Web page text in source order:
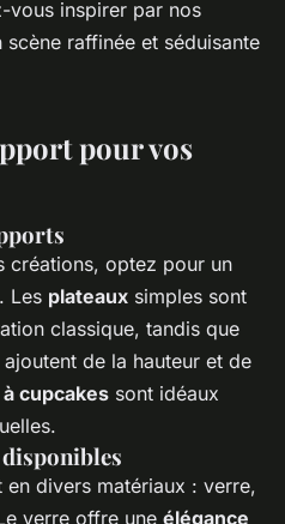
vous inspirer par nos
raffinée et séduisante
pour vos
créations, optez pour un
Les plateaux simples sont
classique, tandis que
ajoutent de la hauteur et de
cupcakes sont idéaux
divers matériaux : verre,
verre offre une élégance